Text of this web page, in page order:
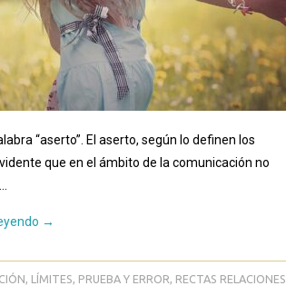
“aserto”. El aserto, según lo definen los
que en el ámbito de la comunicación no
→
, LÍMITES, PRUEBA Y ERROR, RECTAS RELACIONES